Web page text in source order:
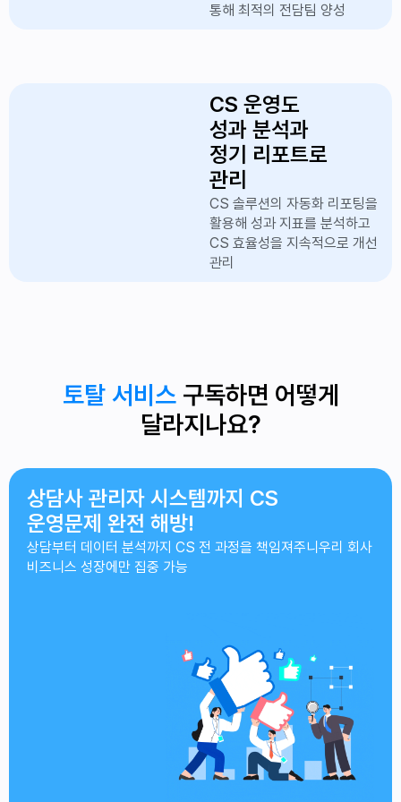
통해 최적의 전담팀 양성
CS 운영도
성과 분석과
정기 리포트로
관리
CS 솔루션의 자동화 리포팅을
활용해 성과 지표를 분석하고
CS 효율성을 지속적으로 개선
관리
토탈 서비스구독하면 어떻게
달라지나요?
상담사 관리자 시스템까지 CS
운영문제 완전 해방!
상담부터 데이터 분석까지 CS 전 과정을 책임져주니 우리 회사
비즈니스 성장에만 집중 가능